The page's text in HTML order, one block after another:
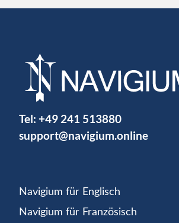
Tel: +49 241 513880
support@navigium.online
Navigium für Englisch
Navigium für Französisch